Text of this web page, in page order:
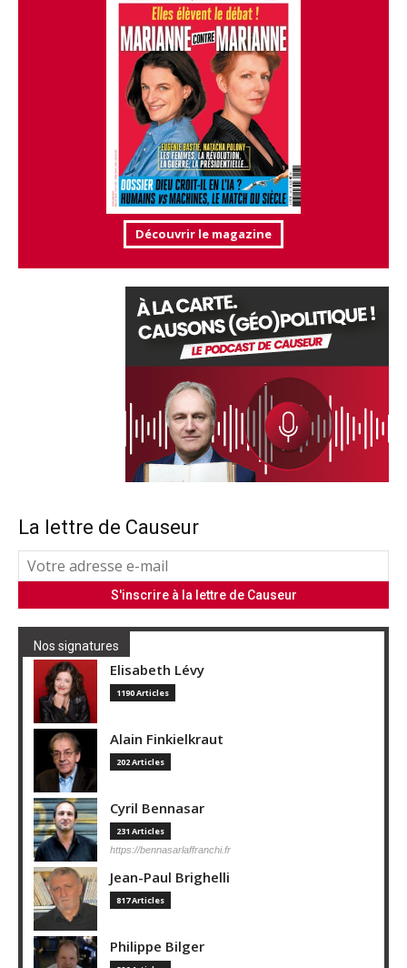
Découvrir le magazine
La lettre de Causeur
Nos signatures
Elisabeth Lévy
1190 Articles
Alain Finkielkraut
202 Articles
Cyril Bennasar
231 Articles
https://bennasarlaffranchi.fr
Jean-Paul Brighelli
817 Articles
Philippe Bilger